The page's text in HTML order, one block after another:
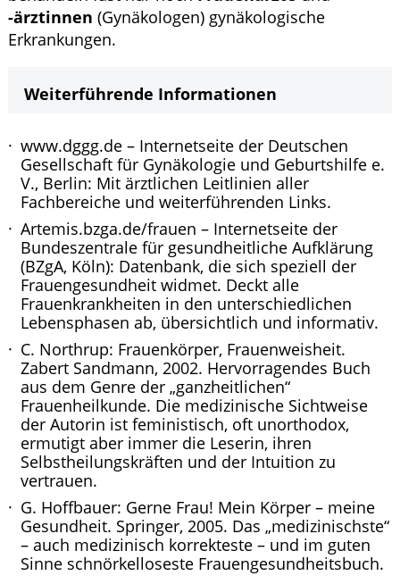
-ärztinnen (Gynäkologen) gynäkologische
Erkrankungen.
Weiterführende Informationen
www.dggg.de– Internetseite der Deutschen
Gesellschaft für Gynäkologie und Geburtshilfe e.
V., Berlin: Mit ärztlichen Leitlinien aller
Fachbereiche und weiterführenden Links.
Artemis.bzga.de/frauen – Internetseite der
Bundeszentrale für gesundheitliche Aufklärung
(BZgA, Köln): Datenbank, die sich speziell der
Frauengesundheit widmet. Deckt alle
Frauenkrankheiten in den unterschiedlichen
Lebensphasen ab, übersichtlich und informativ.
C. Northrup: Frauenkörper, Frauenweisheit.
Zabert Sandmann, 2002. Hervorragendes Buch
aus dem Genre der „ganzheitlichen“
Frauenheilkunde. Die medizinische Sichtweise
der Autorin ist feministisch, oft unorthodox,
ermutigt aber immer die Leserin, ihren
Selbstheilungskräften und der Intuition zu
vertrauen.
G. Hoffbauer: Gerne Frau! Mein Körper – meine
Gesundheit. Springer, 2005. Das „medizinischste“
– auch medizinisch korrekteste – und im guten
Sinne schnörkelloseste Frauengesundheitsbuch.